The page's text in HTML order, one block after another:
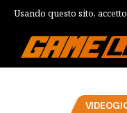
Usando questo sito,